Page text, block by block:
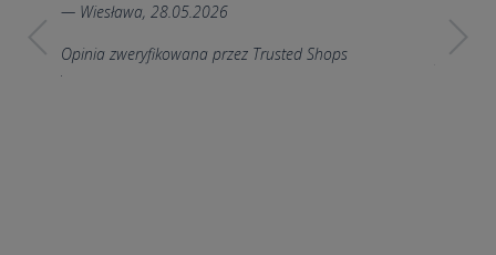
— Wiesława, 28.05.2026
Opinia zweryfikowana przez Trusted Shops